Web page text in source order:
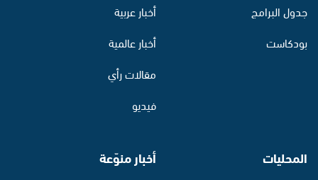
جدول البرامج
بودكاست
أخبار عربية
أخبار عالمية
مقالات رأي
فيديو
المحليات أخبار منوّعة